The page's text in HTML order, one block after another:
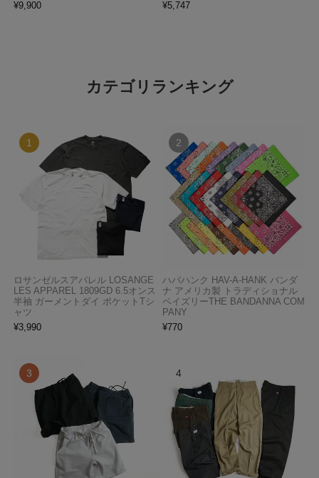
¥9,900
¥5,747
カテゴリランキング
ロサンゼルスアパレル LOSANGE
LES APPAREL 1809GD 6.5オンス
半袖 ガーメントダイ ポケットTシ
ャツ
¥3,990
ハバハンク HAV-A-HANK バンダ
ナ アメリカ製 トラディショナル
ペイズリーTHE BANDANNA COM
PANY
¥770